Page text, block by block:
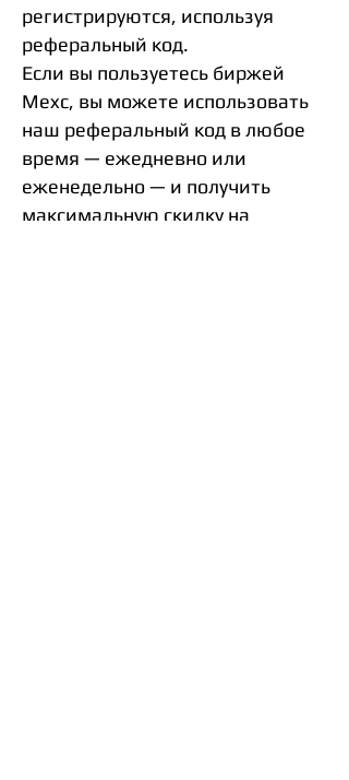
регистрируются, используя
реферальный код.
Если вы пользуетесь биржей
Mexc, вы можете использовать
наш реферальный код в любое
время — ежедневно или
еженедельно — и получить
максимальную скидку на